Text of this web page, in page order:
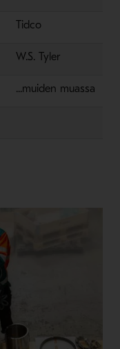
Tidco
W.S. Tyler
...muiden muassa